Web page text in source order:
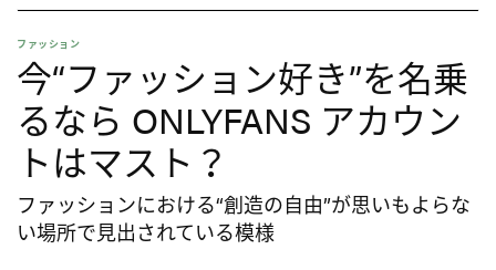
ファッション
今“ファッション好き”を名乗
るなら ONLYFANS アカウン
トはマスト？
ファッションにおける“創造の自由”が思いもよらな
い場所で見出されている模様